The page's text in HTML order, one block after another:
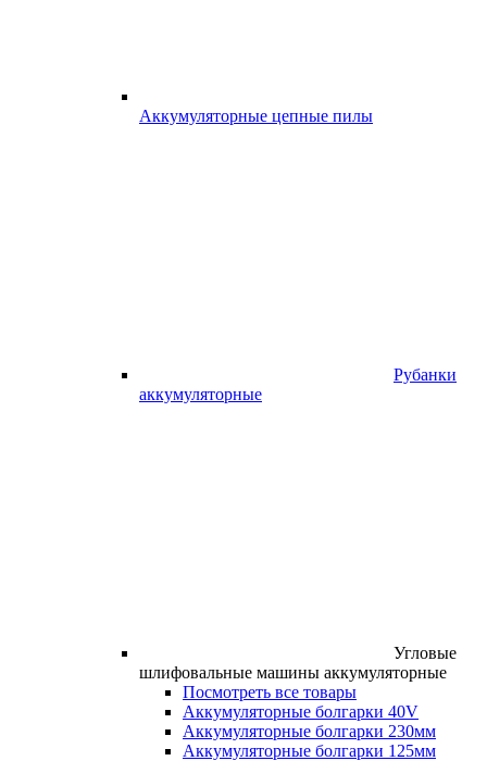
Аккумуляторные цепные пилы
Рубанки
аккумуляторные
Угловые
шлифовальные машины аккумуляторные
Посмотреть все товары
Аккумуляторные болгарки 40V
Аккумуляторные болгарки 230мм
Аккумуляторные болгарки 125мм